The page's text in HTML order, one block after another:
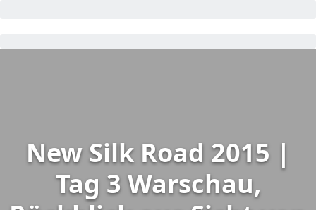
New Silk Road 2015 |
Tag 3 Warschau,